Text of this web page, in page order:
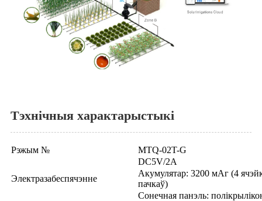
Тэхнічныя характарыстыкі
Рэжым № MTQ-02T-G
Электразабеспячэнне
DC5V/2A
Акумулятар: 3200 мАг (4
пачкаў)
Сонечная панэль: